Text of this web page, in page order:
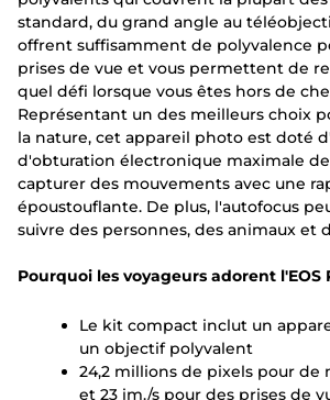
standard, du grand angle au
offrent suffisamment de polyvalence
prises de vue et vous permettent de
quel défi lorsque vous êtes hors de
Représentant un des meilleurs choix
la nature, cet appareil photo est doté
d'obturation électronique maximale
capturer des mouvements avec une
époustouflante. De plus, l'autofocus
suivre des personnes, des animaux et
Pourquoi les voyageurs adorent l'EOS
Le kit compact inclut un
un objectif polyvalent
24,2 millions de pixels pour de
et 23 im./s pour des prises de